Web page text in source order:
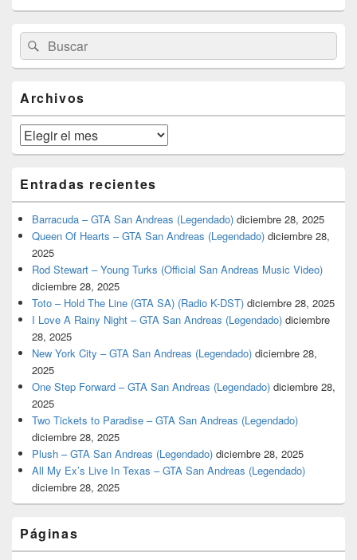
área
de
widget
lateral
primaria
Buscar
por:
Buscar
Archivos
Archivos
Entradas recientes
Barracuda – GTA San Andreas (Legendado) diciembre 28, 2025
Queen Of Hearts – GTA San Andreas (Legendado) diciembre 28,
2025
Rod Stewart – Young Turks (Official San Andreas Music Video)
diciembre 28, 2025
Toto – Hold The Line (GTA SA) (Radio K-DST) diciembre 28, 2025
I Love A Rainy Night – GTA San Andreas (Legendado) diciembre
28, 2025
New York City – GTA San Andreas (Legendado) diciembre 28,
2025
One Step Forward – GTA San Andreas (Legendado) diciembre 28,
2025
Two Tickets to Paradise – GTA San Andreas (Legendado)
diciembre 28, 2025
Plush – GTA San Andreas (Legendado) diciembre 28, 2025
All My Ex’s Live In Texas – GTA San Andreas (Legendado)
diciembre 28, 2025
Páginas